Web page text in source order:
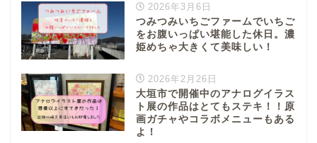
2026年3月6日
つみつみいちごファームでいちご
をお腹いっぱい堪能した休日。濃
姫めちゃ大きくて美味しい！
2026年2月26日
大垣市で開催中のアナログイラス
ト展の作品はとてもステキ！！原
画ガチャやコラボメニューもある
よ！